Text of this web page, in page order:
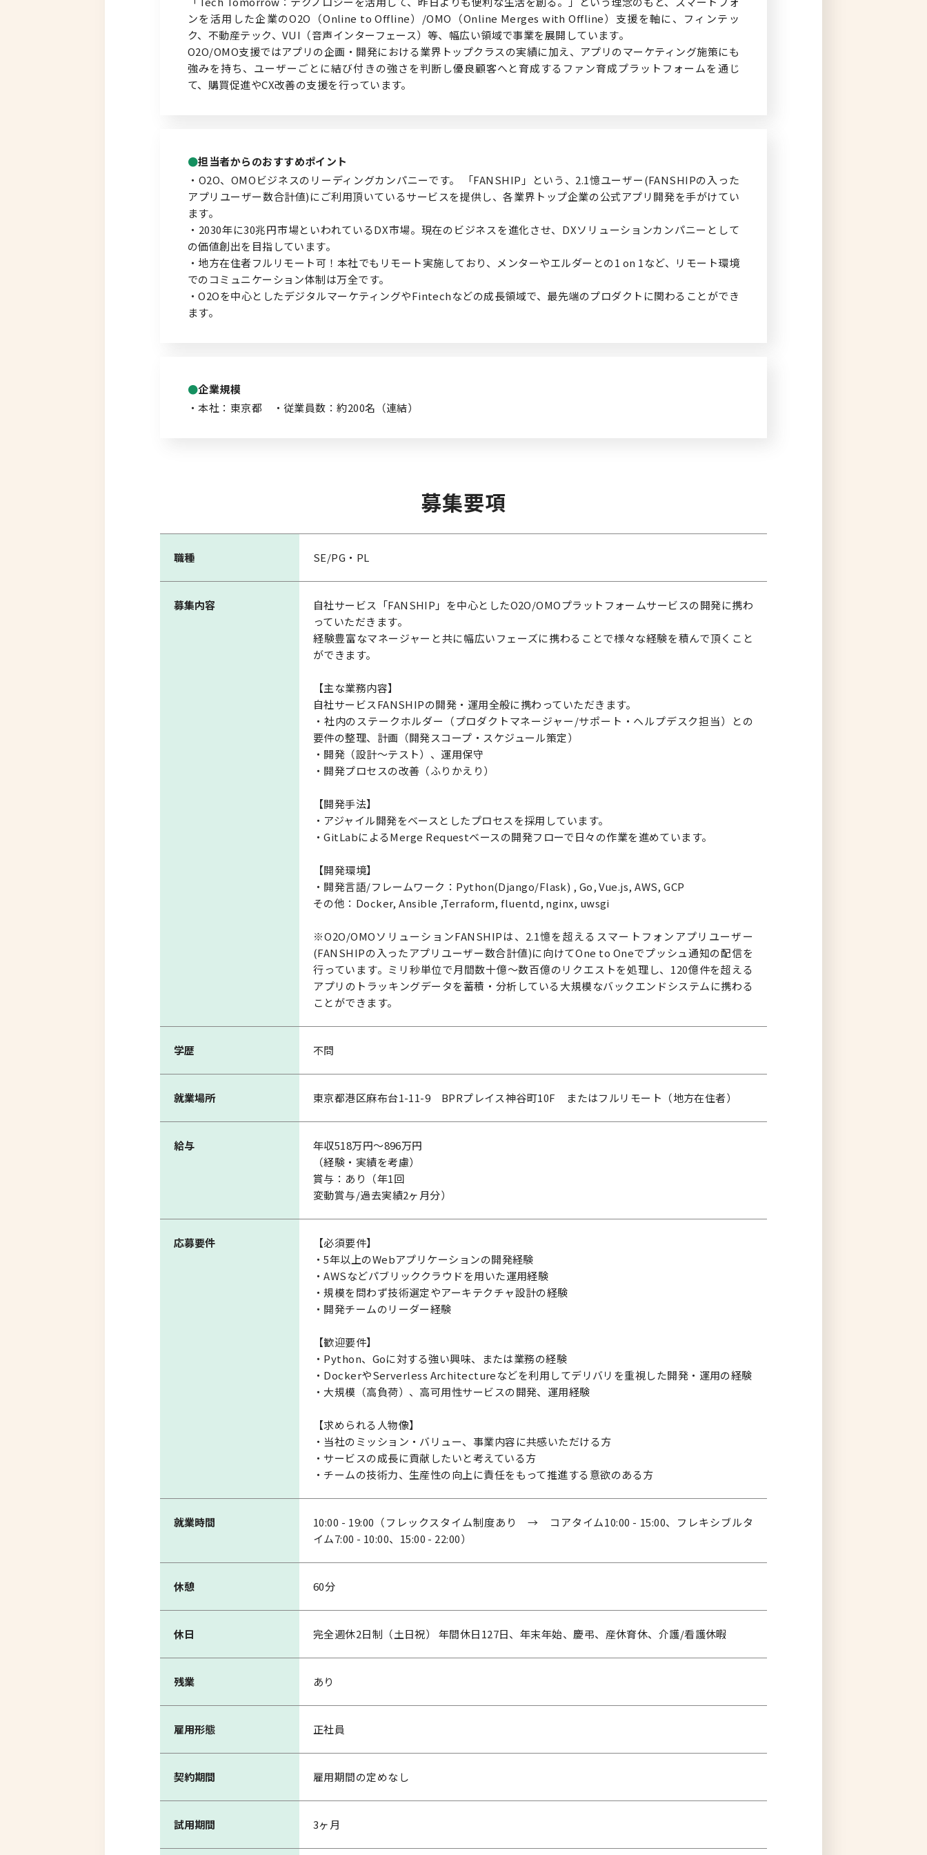
北海道以外
ンを活用した企業のO2O（Online to Offline）/OMO（Online Merges with Offline）支援を軸に、フィンテッ
ク、不動産テック、VUI（音声インターフェース）等、幅広い領域で事業を展開しています。
O2O/OMO支援ではアプリの企画・開発における業界トップクラスの実績に加え、アプリのマーケティング施策にも
強みを持ち、ユーザーごとに結び付きの強さを判断し優良顧客へと育成するファン育成プラットフォームを通じ
て、購買促進やCX改善の支援を行っています。
担当者からのおすすめポイント
・O2O、OMOビジネスのリーディングカンパニーです。 「FANSHIP」という、2.1憶ユーザー(FANSHIPの入った
アプリユーザー数合計値)にご利用頂いているサービスを提供し、各業界トップ企業の公式アプリ開発を手がけてい
ます。
・2030年に30兆円市場といわれているDX市場。現在のビジネスを進化させ、DXソリューションカンパニーとして
の価値創出を目指しています。
・地方在住者フルリモート可！本社でもリモート実施しており、メンターやエルダーとの1 on 1など、リモート環境
でのコミュニケーション体制は万全です。
・O2Oを中心としたデジタルマーケティングやFintechなどの成長領域で、最先端のプロダクトに関わることができ
ます。
企業規模
・本社：東京都 ・従業員数：約200名（連結）
募集要項
職種 SE/PG・PL
募集内容
自社サービス「FANSHIP」を中心としたO2O/OMOプラットフォームサービスの開発に携わ
っていただきます。
経験豊富なマネージャーと共に幅広いフェーズに携わることで様々な経験を積んで頂くこと
ができます。
【主な業務内容】
自社サービスFANSHIPの開発・運用全般に携わっていただきます。
・社内のステークホルダー（プロダクトマネージャー/サポート・ヘルプデスク担当）との
要件の整理、計画（開発スコープ・スケジュール策定）
・開発（設計～テスト）、運用保守
・開発プロセスの改善（ふりかえり）
【開発手法】
・アジャイル開発をベースとしたプロセスを採用しています。
・GitLabによるMerge Requestベースの開発フローで日々の作業を進めています。
【開発環境】
・開発言語/フレームワーク：Python(Django/Flask) , Go, Vue.js, AWS, GCP
その他：Docker, Ansible ,Terraform, fluentd, nginx, uwsgi
※O2O/OMOソリューションFANSHIPは、2.1憶を超えるスマートフォンアプリユーザー
(FANSHIPの入ったアプリユーザー数合計値)に向けてOne to Oneでプッシュ通知の配信を
行っています。ミリ秒単位で月間数十億～数百億のリクエストを処理し、120億件を超える
アプリのトラッキングデータを蓄積・分析している大規模なバックエンドシステムに携わる
ことができます。
学歴 不問
就業場所 東京都港区麻布台1-11-9 BPRプレイス神谷町10F またはフルリモート（地方在住者）
給与
年収518万円～896万円
（経験・実績を考慮）
賞与：あり（年1回
変動賞与/過去実績2ヶ月分）
応募要件
【必須要件】
・5年以上のWebアプリケーションの開発経験
・AWSなどパブリッククラウドを用いた運用経験
・規模を問わず技術選定やアーキテクチャ設計の経験
・開発チームのリーダー経験
【歓迎要件】
・Python、Goに対する強い興味、または業務の経験
・DockerやServerless Architectureなどを利用してデリバリを重視した開発・運用の経験
・大規模（高負荷）、高可用性サービスの開発、運用経験
【求められる人物像】
・当社のミッション・バリュー、事業内容に共感いただける方
・サービスの成長に貢献したいと考えている方
・チームの技術力、生産性の向上に責任をもって推進する意欲のある方
就業時間
10:00 - 19:00（フレックスタイム制度あり → コアタイム10:00 - 15:00、フレキシブルタ
イム7:00 - 10:00、15:00 - 22:00）
休憩 60分
休日 完全週休2日制（土日祝） 年間休日127日、年末年始、慶弔、産休育休、介護/看護休暇
残業 あり
雇用形態 正社員
契約期間 雇用期間の定めなし
試用期間 3ヶ月